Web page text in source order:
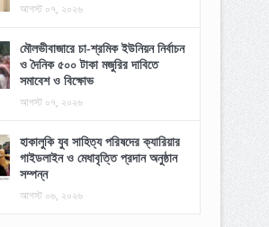
আগস্ট ০৭, ২০২৬
মৌলভীবাজারে চা-শ্রমিক ইউনিয়ন নির্বাচন
ও দৈনিক ৫০০ টাকা মজুরির দাবিতে
সমাবেশ ও বিক্ষোভ
আগস্ট ০৭, ২০২৬
হাকালুকি যুব সাহিত্য পরিষদের ক্যারিয়ার
গাইডলাইন ও মেধাবৃত্তি প্রদান অনুষ্ঠান
সম্পন্ন
আগস্ট ০৬, ২০২৬